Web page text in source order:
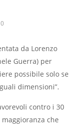
0
da Lorenzo
Guerra) per
possibile solo se
dimensioni”.
contro i 30
che